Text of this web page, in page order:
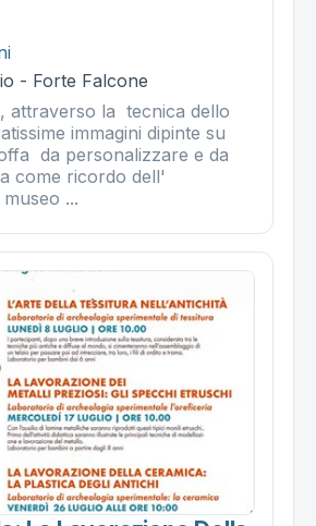
- Forte Falcone
attraverso la tecnica dello
immagini dipinte su
da personalizzare e da
come ricordo dell'
...